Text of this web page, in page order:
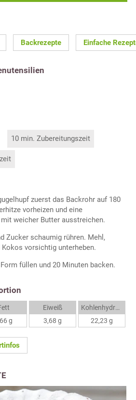
Backrezepte Einfache
10 min. Zubereitungszeit
zuerst das Backrohr auf 180
vorheizen und eine
weicher Butter ausstreichen.
Zucker schaumig rühren. Mehl,
Kokos vorsichtig unterheben.
füllen und 20 Minuten backen.
g
Eiweiß
3,68 g
Kohlenhydrate
22,23 g